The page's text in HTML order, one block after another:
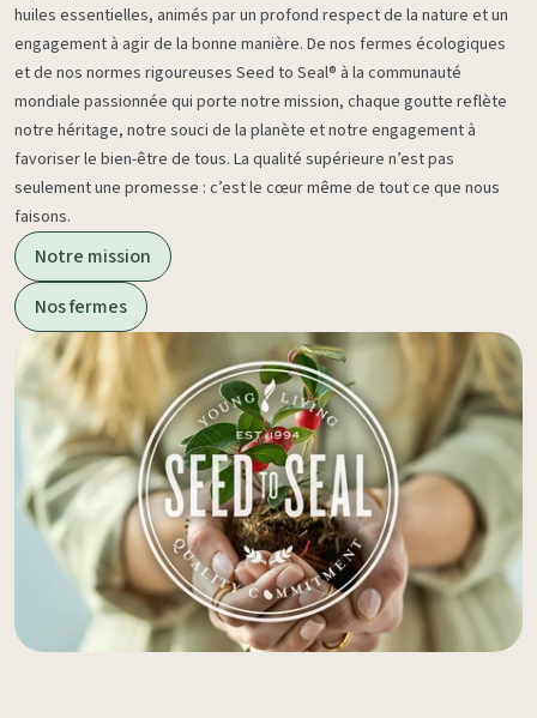
huiles essentielles, animés par un profond respect de la nature et un
engagement à agir de la bonne manière. De nos fermes écologiques
et de nos normes rigoureuses Seed to Seal® à la communauté
mondiale passionnée qui porte notre mission, chaque goutte reflète
notre héritage, notre souci de la planète et notre engagement à
favoriser le bien-être de tous. La qualité supérieure n’est pas
seulement une promesse : c’est le cœur même de tout ce que nous
faisons.
Notre mission
Nos fermes